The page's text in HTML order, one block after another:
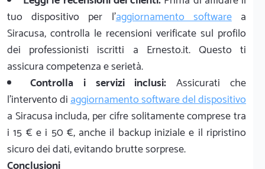
tuo dispositivo per l'aggiornamento softwarea
Siracusa, controlla le recensioni verificate sul profilo
dei professionisti iscritti a Ernesto.it. Questo ti
assicura competenza e serietà.
Controlla i servizi inclusi: Assicurati che
l'intervento diaggiornamento software del dispositivo
a Siracusa includa, per cifre solitamente comprese tra
i 15 € e i 50 €, anche il backup iniziale e il ripristino
sicuro dei dati, evitando brutte sorprese.